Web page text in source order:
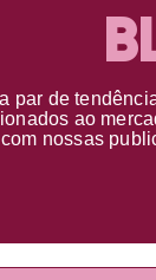
par de
ao
com nossas